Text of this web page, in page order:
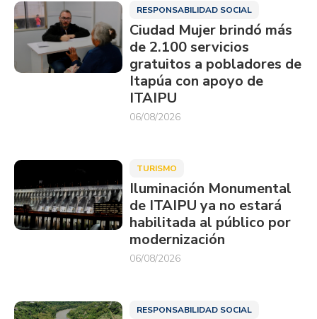
RESPONSABILIDAD SOCIAL
Ciudad Mujer brindó más
de 2.100 servicios
gratuitos a pobladores de
Itapúa con apoyo de
ITAIPU
06/08/2026
TURISMO
Iluminación Monumental
de ITAIPU ya no estará
habilitada al público por
modernización
06/08/2026
RESPONSABILIDAD SOCIAL